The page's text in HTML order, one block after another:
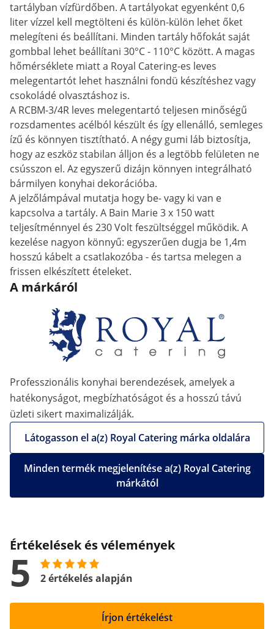
tartályban vízfürdőben. A tartályokat egyenként 0,6
liter vízzel kell megtölteni és külön-külön lehet őket
melegíteni és beállítani. Minden tartály hőfokát saját
gombbal lehet beállítani 30°C - 110°C között. A magas
hőmérséklete miatt a Royal Catering-es leves
melegentartót lehet használni fondü készítéshez vagy
csokoládé olvasztáshoz is.
A RCBM-3/4R leves melegentartó teljesen minőségű
rozsdamentes acélból készült és így ellenálló, semleges
ízű és könnyen tisztítható. A négy gumi láb biztosítja,
hogy az eszköz stabilan álljon és a legtöbb felületen ne
csússzon el. Az egyszerű dizájn könnyen integrálható
bármilyen konyhai dekorációba.
A jelzőlámpával mutatja hogy be- vagy ki van e
kapcsolva a tartály. A Bain Marie 3 x 150 watt
teljesítménnyel és 230 Volt feszültséggel működik. A
kezelése nagyon könnyű: egyszerűen dugja be 1,4m
hosszú kábelt a csatlakozóba - és tartsa melegen a
frissen elkészített ételeket.
A márkáról
Professzionális konyhai berendezések, amelyek a
hatékonyságot, megbízhatóságot és a hosszú távú
üzleti sikert maximalizálják.
Látogasson el a(z) Royal Catering márka oldalára
Minden termék megjelenítése a(z) Royal Catering
márkától
Értékelések és vélemények
5 2 értékelés alapján
Írjon értékelést